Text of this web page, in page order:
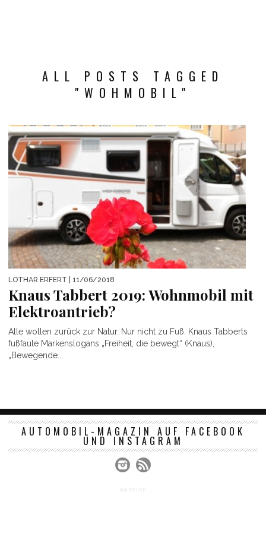
ALL POSTS TAGGED
"WOHMOBIL"
LOTHAR ERFERT | 11/06/2018
Knaus Tabbert 2019: Wohnmobil mit
Elektroantrieb?
Alle wollen zurück zur Natur. Nur nicht zu Fuß. Knaus Tabberts
fußfaule Markenslogans „Freiheit, die bewegt“ (Knaus),
„Bewegende...
AUTOMOBIL-MAGAZIN AUF FACEBOOK
UND INSTAGRAM
ANZEIGE